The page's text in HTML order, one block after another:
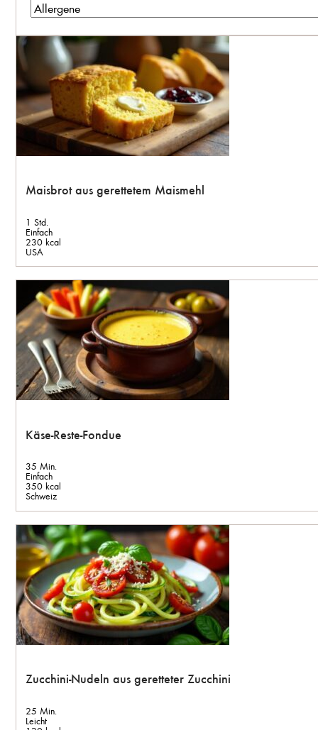
Maisbrot aus gerettetem Maismehl
1 Std.
Einfach
230 kcal
USA
Käse-Reste-Fondue
35 Min.
Einfach
350 kcal
Schweiz
Zucchini-Nudeln aus geretteter Zucchini
25 Min.
Leicht